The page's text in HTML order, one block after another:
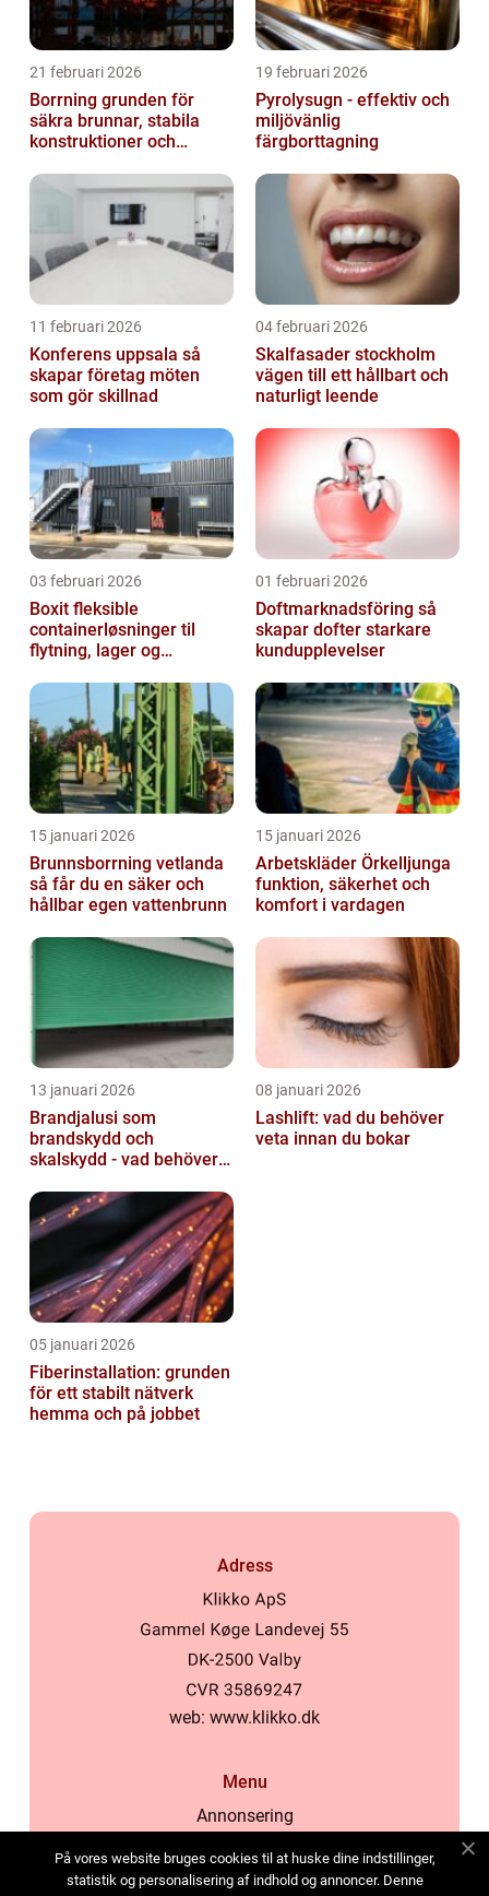
21 februari 2026
Borrning grunden för
säkra brunnar, stabila
konstruktioner och
19 februari 2026
Pyrolysugn - effektiv och
miljövänlig
färgborttagning
11 februari 2026
Konferens uppsala så
skapar företag möten
som gör skillnad
04 februari 2026
Skalfasader stockholm
vägen till ett hållbart och
naturligt leende
03 februari 2026
Boxit fleksible
containerløsninger til
flytning, lager og
01 februari 2026
Doftmarknadsföring så
skapar dofter starkare
kundupplevelser
15 januari 2026
Brunnsborrning vetlanda
så får du en säker och
hållbar egen vattenbrunn
15 januari 2026
Arbetskläder Örkelljunga
funktion, säkerhet och
komfort i vardagen
13 januari 2026
Brandjalusi som
brandskydd och
skalskydd - vad behöver
08 januari 2026
Lashlift: vad du behöver
veta innan du bokar
05 januari 2026
Fiberinstallation: grunden
för ett stabilt nätverk
hemma och på jobbet
Adress
web: www.klikko.dk
Menu
Annonsering
Cookies
På vores website bruges cookies til at huske dine indstillinger,
statistik og personalisering af indhold og annoncer. Denne